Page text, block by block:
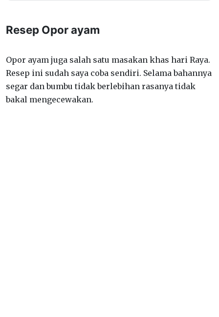
Resep Opor ayam
Opor ayam juga salah satu masakan khas hari Raya.
Resep ini sudah saya coba sendiri. Selama bahannya
segar dan bumbu tidak berlebihan rasanya tidak
bakal mengecewakan.